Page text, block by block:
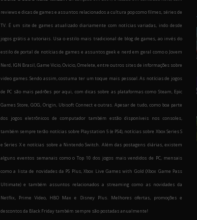
reviews e dicas de games e assuntos relacionados a cultura pop como filmes, séries de
TV. É um site de games atualizado diariamente com notícias variadas, indo desde
jogos grátis a tutoriais. Usa o estilo mais tradicional de blog de games, ao invés do
estilo de portal de notícias de games e assuntos geek e nerd em geral como o Jovem
Nerd, IGN Brasil, Game Vicio, Ovicio, Omelete, entre outros sites de informações sobre
video games. Sendo assim, costuma ter um toque mais pessoal. As notícias de jogos
de PC são mais padrões por aqui, com dicas sobre as plataformas como Steam, Epic
Games Store, GOG, Origin, Ubisoft Connect e outras. Apesar de tudo, como boa parte
dos jogos eletrônicos de computador também estão disponíveis nos consoles,
também sempre terão notícias sobre Playstation 5 (e PS4), notícias sobre Xbox Series S
e Series X e notícias sobre a Nintendo Switch. Além das postagens diárias, existem
alguns eventos semanais como o Top 10 dos jogos mais vendidos de PC, mensais
como a lista de novidades da PS Plus, Xbox Live Games with Gold (Xbox Game Pass
Ultimate) e também assuntos relacionados a streaming como as novidades da
Netflix, Prime Video, HBO Max e Disney Plus. Melhores ofertas, promoções e
descontos da Black Friday também sempre são postadas anualmente!